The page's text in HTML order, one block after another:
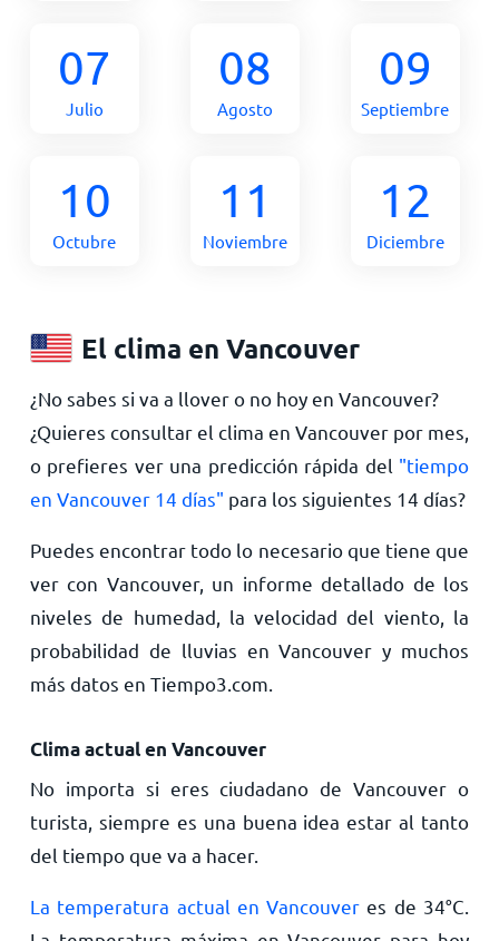
07
Julio
08
Agosto
09
Septiembre
10
Octubre
11
Noviembre
12
Diciembre
El clima en Vancouver
¿No sabes si va a llover o no hoy en Vancouver?
¿Quieres consultar el clima en Vancouver por mes,
o prefieres ver una predicción rápida del "tiempo
en Vancouver 14 días" para los siguientes 14 días?
Puedes encontrar todo lo necesario que tiene que
ver con Vancouver, un informe detallado de los
niveles de humedad, la velocidad del viento, la
probabilidad de lluvias en Vancouver y muchos
más datos en Tiempo3.com.
Clima actual en Vancouver
No importa si eres ciudadano de Vancouver o
turista, siempre es una buena idea estar al tanto
del tiempo que va a hacer.
La temperatura actual en Vancouver es de 34°C